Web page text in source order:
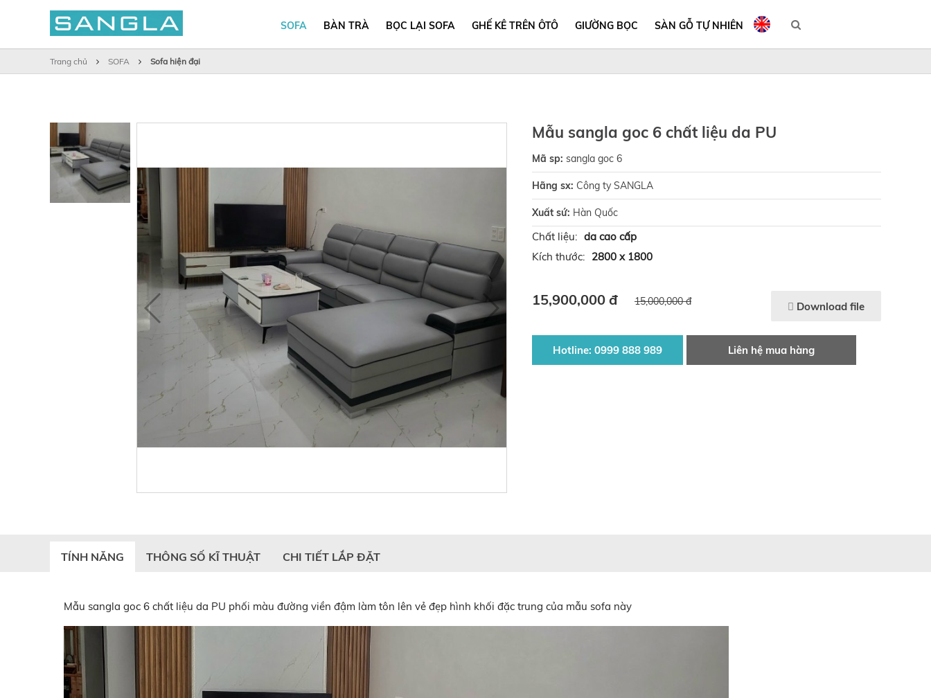
SOFA BÀN TRÀ BỌC LẠI SOFA GHẾ KÊ TRÊN ÔTÔ GIƯỜNG BỌC SÀN GỖ TỰ NHIÊN
Trang chủ SOFA Sofa hiện đại
Mẫu sangla goc 6 chất liệu da PU
Mã sp: sangla goc 6
Hãng sx: Công ty SANGLA
Xuất sứ: Hàn Quốc
Chất liệu: da cao cấp
Kích thước: 2800 x 1800
15,900,000 đ 15,000,000 đ Download file
Hotline: 0999 888 989 Liên hệ mua hàng
TÍNH NĂNG THÔNG SỐ KĨ THUẬT CHI TIẾT LẮP ĐẶT
Mẫu sangla goc 6 chất liệu da PU phối màu đường viền đậm làm tôn lên vẻ đẹp hình khối đặc trung của mẫu sofa này